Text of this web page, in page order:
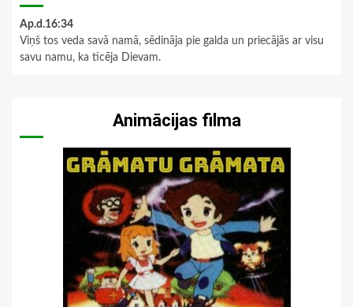
Ap.d.16:34
Viņš tos veda savā namā, sēdināja pie galda un priecājās ar visu
savu namu, ka ticēja Dievam.
Animācijas filma